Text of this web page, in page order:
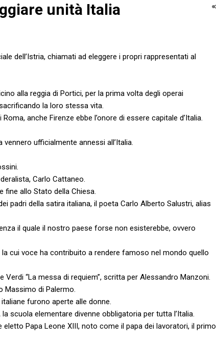
unità Italia
dell’Istria, chiamati ad eleggere i propri rappresentati al
alla reggia di Portici, per la prima volta degli operai
la loro stessa vita.
anche Firenze ebbe l’onore di essere capitale d’Italia.
vennero ufficialmente annessi all’Italia.
Carlo Cattaneo.
fine allo Stato della Chiesa.
padri della satira italiana, il poeta Carlo Alberto Salustri, alias
il quale il nostro paese forse non esisterebbe, ovvero
cui voce ha contribuito a rendere famoso nel mondo quello
Verdi “La messa di requiem”, scritta per Alessandro Manzoni.
Massimo di Palermo.
furono aperte alle donne.
scuola elementare divenne obbligatoria per tutta l’Italia.
Papa Leone XIII, noto come il papa dei lavoratori, il primo